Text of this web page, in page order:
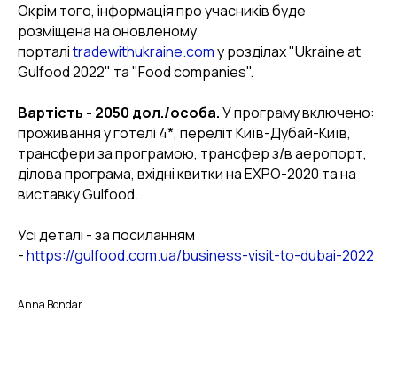
Окрім того, інформація про учасників буде
розміщена на оновленому
порталіtradewithukraine.comу розділах "Ukraine at
Gulfood 2022" та "Food companies".
Вартість - 2050 дол./особа.У програму включено:
проживання у готелі 4*, переліт Київ-Дубай-Київ,
трансфери за програмою, трансфер з/в аеропорт,
ділова програма, вхідні квитки на EXPO-2020 та на
виставку Gulfood.
Усі деталі - за посиланням
-https://gulfood.com.ua/business-visit-to-dubai-2022
Anna Bondar